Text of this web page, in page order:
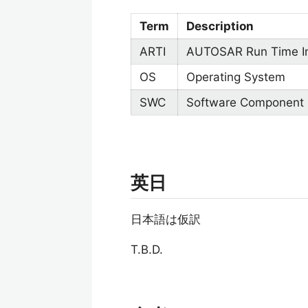
Term
Description
ARTI
AUTOSAR Run Time
OS
Operating System
SWC
Software Component
英日
日本語は仮訳
T.B.D.